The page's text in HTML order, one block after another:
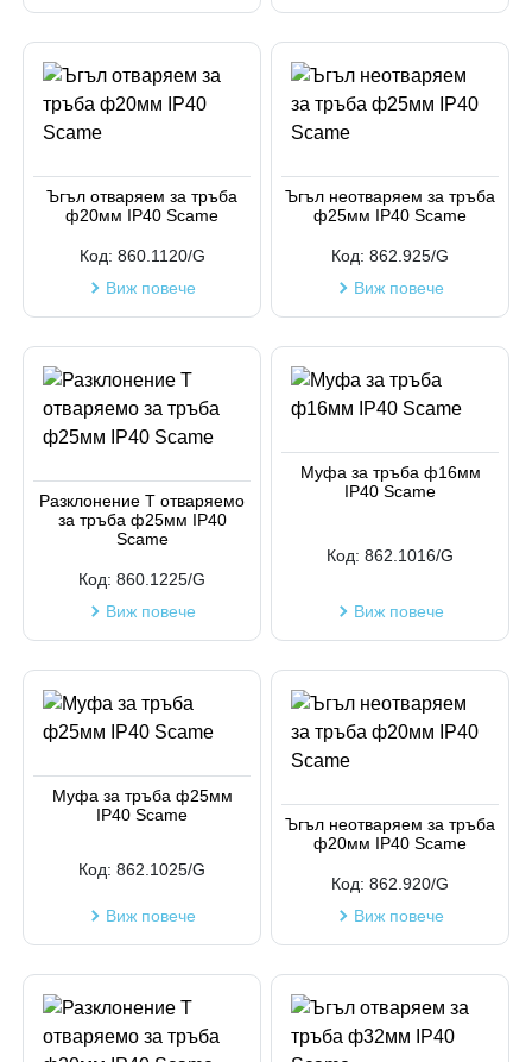
Ъгъл отваряем за тръба
ф20мм IP40 Scame
Код: 860.1120/G
Виж повече
Ъгъл неотваряем за тръба
ф25мм IP40 Scame
Код: 862.925/G
Виж повече
Разклонение Т отваряемо
за тръба ф25мм IP40
Scame
Код: 860.1225/G
Виж повече
Муфа за тръба ф16мм
IP40 Scame
Код: 862.1016/G
Виж повече
Муфа за тръба ф25мм
IP40 Scame
Код: 862.1025/G
Виж повече
Ъгъл неотваряем за тръба
ф20мм IP40 Scame
Код: 862.920/G
Виж повече